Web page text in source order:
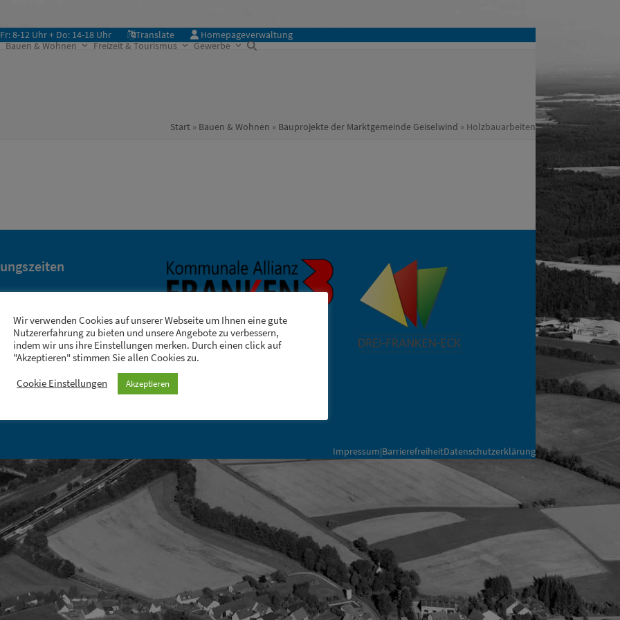
8-12 Uhr + Do: 14-18 Uhr Translate
Homepageverwaltung
Bauen & Wohnen Freizeit & Tourismus Gewerbe
Start » Bauen & Wohnen » Bauprojekte der Marktgemeinde Geiselwind » Holzbauarbeiten
8 – 12 Uhr
18 Uhr
außerhalb der Öffnungszeiten
möglich
Impressum|BarrierefreiheitDatenschutzerklärung
Wir verwenden Cookies auf unserer Webseite um Ihnen eine gute
Nutzererfahrung zu bieten und unsere Angebote zu verbessern,
indem wir uns ihre Einstellungen merken. Durch einen click auf
"Akzeptieren" stimmen Sie allen Cookies zu.
Cookie Einstellungen Akzeptieren